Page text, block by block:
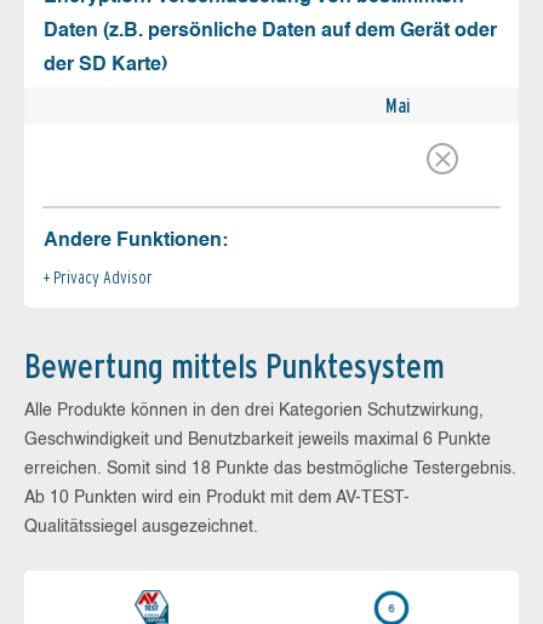
Daten (z.B. persönliche Daten auf dem Gerät oder
der SD Karte)
Mai
Andere Funktionen:
Privacy Advisor
Bewertung mittels Punktesystem
Alle Produkte können in den drei Kategorien Schutzwirkung,
Geschwindigkeit und Benutzbarkeit jeweils maximal 6 Punkte
erreichen. Somit sind 18 Punkte das bestmögliche Testergebnis.
Ab 10 Punkten wird ein Produkt mit dem AV-TEST-
Qualitätssiegel ausgezeichnet.